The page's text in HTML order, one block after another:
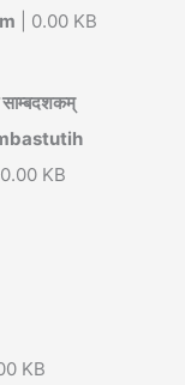
| 0.00 KB
साम्बदशकम्
0.00 KB
KB